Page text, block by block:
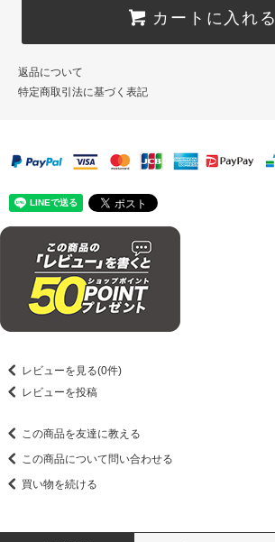
カートに入れる
返品について
特定商取引法に基づく表記
レビューを見る(0件)
レビューを投稿
この商品を友達に教える
この商品について問い合わせる
買い物を続ける